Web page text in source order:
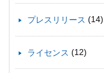
プレスリリース (14)
ライセンス (12)